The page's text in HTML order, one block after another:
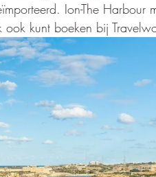
Ion-The Harbour
kunt boeken bij